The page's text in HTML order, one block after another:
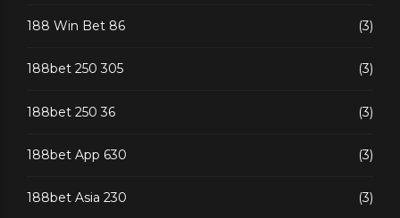
188 Win Bet 86 (3)
188bet 250 305 (3)
188bet 250 36 (3)
188bet App 630 (3)
188bet Asia 230 (3)